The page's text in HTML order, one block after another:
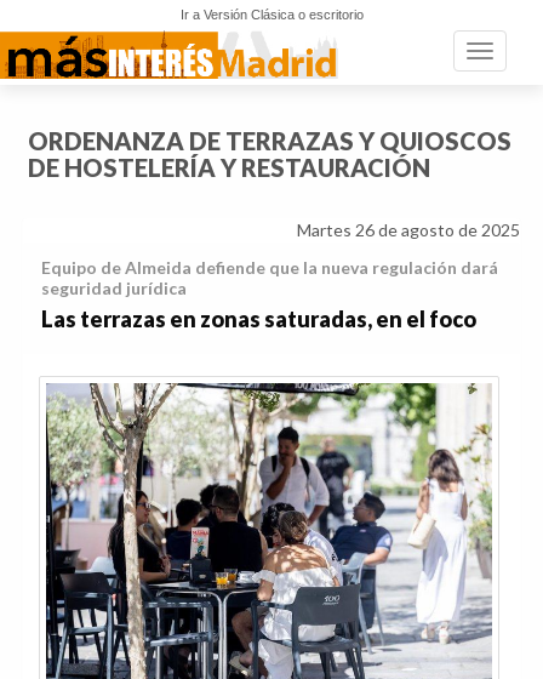
Ir a Versión Clásica o escritorio
Toggle
ORDENANZA DE TERRAZAS Y QUIOSCOS
DE HOSTELERÍA Y RESTAURACIÓN
Martes 26 de agosto de 2025
Equipo de Almeida defiende que la nueva regulación dará
seguridad jurídica
Las terrazas en zonas saturadas, en el foco